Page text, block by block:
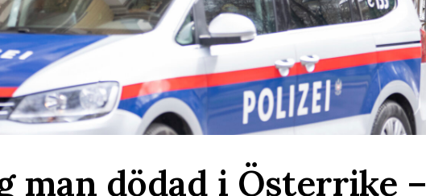
man dödad i Österrike –